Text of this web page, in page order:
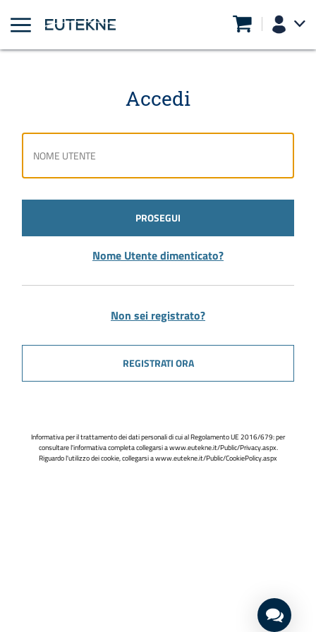
Accedi
PROSEGUI
Nome Utente dimenticato?
Non sei registrato?
REGISTRATI ORA
Informativa per il trattamento dei dati personali di cui al Regolamento UE 2016/679: per
consultare l'informativa completa collegarsi awww.eutekne.it/Public/Privacy.aspx.
Riguardo l'utilizzo dei cookie, collegarsi awww.eutekne.it/Public/CookiePolicy.aspx